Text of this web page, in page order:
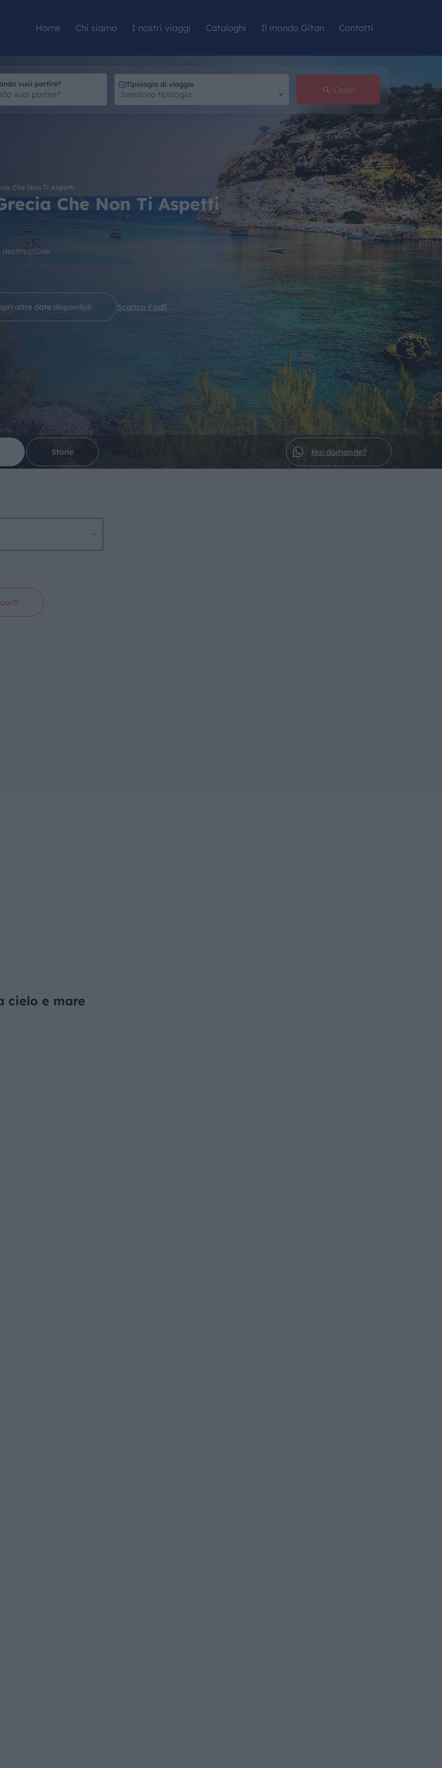
Home Chi siamo I nostri viaggi Cataloghi Il mondo Gitan Contatti
vuoi partire? Tipologia di viaggio
Cerca
Che Non Ti Aspetti
Che Non Ti Aspetti
altre date disponibili Scarica il pdf
Storie Hai domande?
cielo e mare